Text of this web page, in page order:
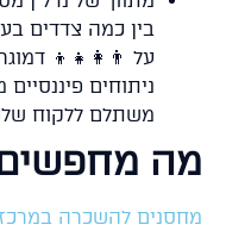
בין כמה צדדים
על 👨‍👩‍👧‍👦 דמוגרפיה
ניתוחים פיננסיים
משתלם ללקוח שלו
מחפשים
להשכרה במרכזהם